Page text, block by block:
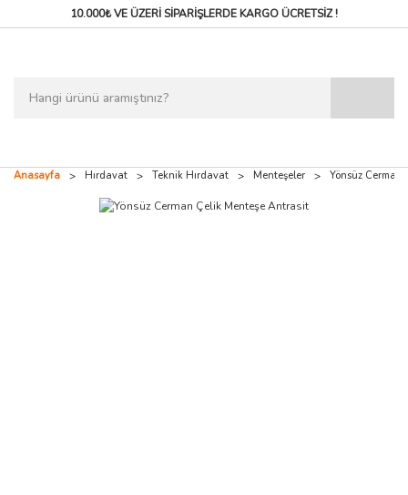
10.000₺ VE ÜZERİ SİPARİŞLERDEKARGO ÜCRETSİZ !
Anasayfa Hırdavat Teknik Hırdavat Menteşeler Yönsüz